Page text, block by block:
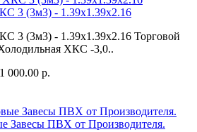
3 (3м3) - 1.39х1.39х2.16
3 (3м3) - 1.39х1.39х2.16 Торговой
ХКС -3,0..
000.00 р.
Завесы ПВХ от Производителя.